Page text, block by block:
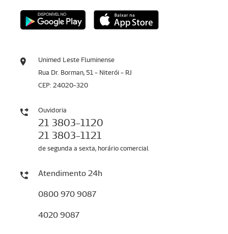
Unimed Leste Fluminense
Rua Dr. Borman, 51 - Niterói - RJ
CEP: 24020-320
Ouvidoria
21 3803-1120
21 3803-1121
de segunda a sexta, horário comercial
Atendimento 24h
0800 970 9087
4020 9087